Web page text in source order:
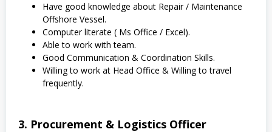
Have good knowledge about Repair / Maintenance
Offshore Vessel.
Computer literate ( Ms Office / Excel).
Able to work with team.
Good Communication & Coordination Skills.
Willing to work at Head Office & Willing to travel
frequently.
3. Procurement & Logistics Officer